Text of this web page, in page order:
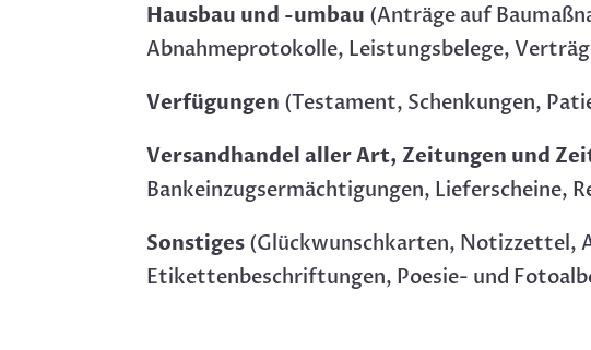
Hausbau und -umbau (Anträge auf
Abnahmeprotokolle, Leistungsbelege,
Verfügungen (Testament, Schenkungen,
Versandhandel aller Art, Zeitungen und
Bankeinzugsermächtigungen, Lieferscheine,
Sonstiges (Glückwunschkarten, Notizzettel,
Etikettenbeschriftungen, Poesie- und